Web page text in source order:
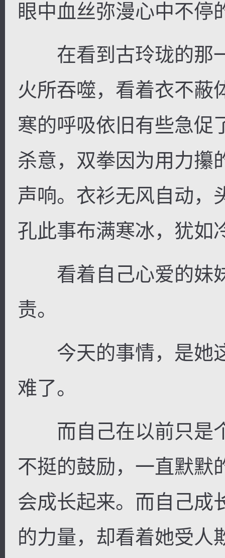
眼中血丝弥漫心中不停
在看到古玲珑的那
火所吞噬，看着衣不蔽
寒的呼吸依旧有些急促
杀意，双拳因为用力攥
声响。衣衫无风自动，
孔此事布满寒冰，犹如
看着自己心爱的妹
责。
今天的事情，是她
难了。
而自己在以前只是
不挺的鼓励，一直默默
会成长起来。而自己成
的力量，却看着她受人